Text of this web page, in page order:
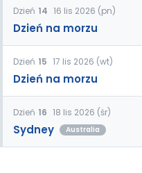
Dzień 14 16 lis 2026 (pn)
Dzień na morzu
Dzień 15 17 lis 2026 (wt)
Dzień na morzu
Dzień 16 18 lis 2026 (śr)
Sydney Australia